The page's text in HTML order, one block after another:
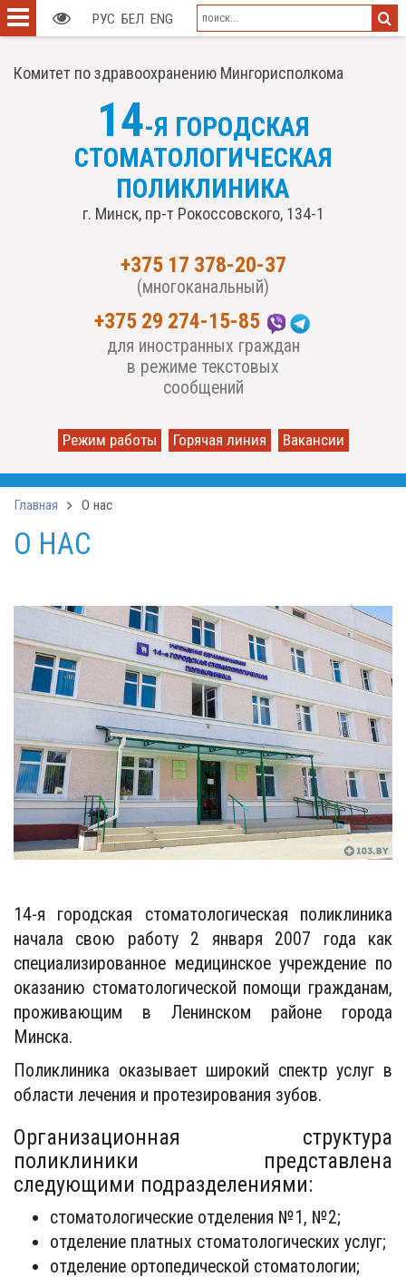
Комитет по здравоохранению Мингорисполкома
14-Я ГОРОДСКАЯ
СТОМАТОЛОГИЧЕСКАЯ
ПОЛИКЛИНИКА
г. Минск, пр-т Рокоссовского, 134-1
+375 17 378-20-37
(многоканальный)
+375 29 274-15-85
для иностранных граждан
в режиме текстовых
сообщений
РУС БЕЛ ENG
Режим работы Горячая линия Вакансии
Главная О нас
О НАС
14-я городская стоматологическая поликлиника
начала свою работу 2 января 2007 года как
специализированное медицинское учреждение по
оказанию стоматологической помощи гражданам,
проживающим в Ленинском районе города
Минска.
Поликлиника оказывает широкий спектр услуг в
области лечения и протезирования зубов.
Организационная структура
поликлиники представлена
следующими подразделениями:
стоматологические отделения №1, №2;
отделение платных стоматологических услуг;
отделение ортопедической стоматологии;